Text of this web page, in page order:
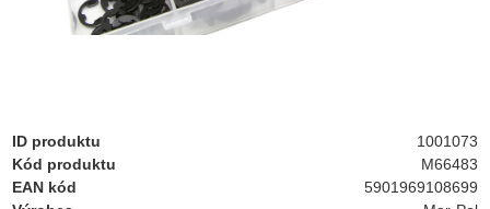
ID produktu
1001073
Kód produktu
M66483
EAN kód
5901969108699